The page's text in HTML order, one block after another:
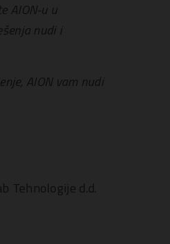
AION-u u
nudi i
AION vam nudi
Tehnologije d.d.